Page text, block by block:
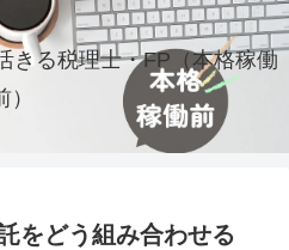
きる税理士・FP（本格稼働
）
をどう組み合わせる